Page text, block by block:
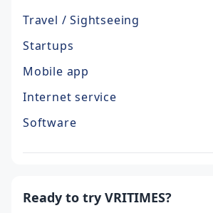
Travel / Sightseeing
Startups
Mobile app
Internet service
Software
Ready to try VRITIMES?